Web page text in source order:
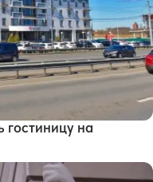
гостиницу на